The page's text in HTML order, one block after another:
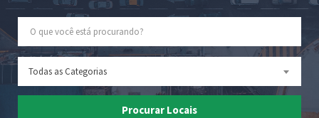
Todas as Categorias
Procurar Locais